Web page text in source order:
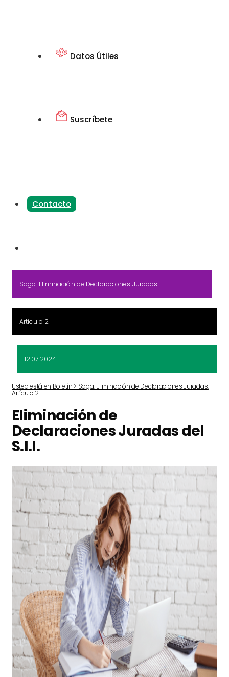
Datos Útiles
Suscríbete
Contacto
Saga: Eliminación de Declaraciones Juradas
Artículo 2
12.07.2024
Usted está en Boletín > Saga: Eliminación de Declaraciones Juradas:
Artículo 2
Eliminación de
Declaraciones Juradas del
S.I.I.